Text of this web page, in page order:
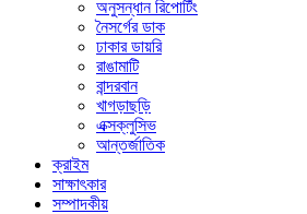
অনুসন্ধান রিপোর্টিং
নৈসর্গের ডাক
ঢাকার ডায়রি
রাঙামাটি
বান্দরবান
খাগড়াছড়ি
এক্সক্লুসিভ
আন্তর্জাতিক
ক্রাইম
সাক্ষাৎকার
সম্পাদকীয়